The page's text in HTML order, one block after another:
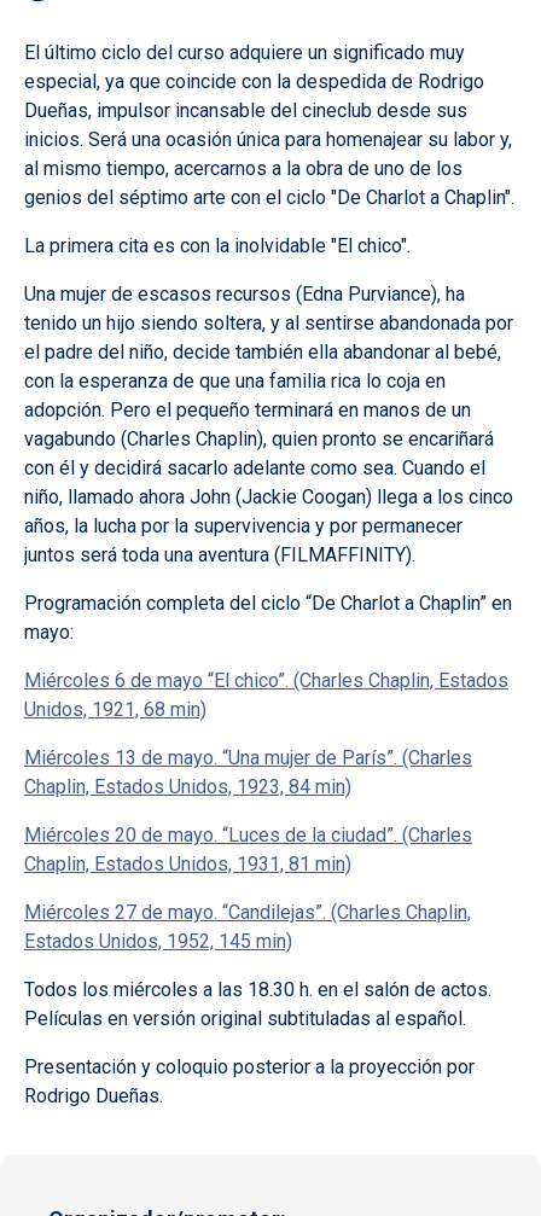
El último ciclo del curso adquiere un significado muy
especial, ya que coincide con la despedida de Rodrigo
Dueñas, impulsor incansable del cineclub desde sus
inicios. Será una ocasión única para homenajear su labor y,
al mismo tiempo, acercarnos a la obra de uno de los
genios del séptimo arte con el ciclo "De Charlot a Chaplin".
La primera cita es con la inolvidable "El chico".
Una mujer de escasos recursos (Edna Purviance), ha
tenido un hijo siendo soltera, y al sentirse abandonada por
el padre del niño, decide también ella abandonar al bebé,
con la esperanza de que una familia rica lo coja en
adopción. Pero el pequeño terminará en manos de un
vagabundo (Charles Chaplin), quien pronto se encariñará
con él y decidirá sacarlo adelante como sea. Cuando el
niño, llamado ahora John (Jackie Coogan) llega a los cinco
años, la lucha por la supervivencia y por permanecer
juntos será toda una aventura (FILMAFFINITY).
Programación completa del ciclo “De Charlot a Chaplin” en
mayo:
Miércoles 6 de mayo “El chico”. (Charles Chaplin, Estados
Unidos, 1921, 68 min)
Miércoles 13 de mayo. “Una mujer de París”. (Charles
Chaplin, Estados Unidos, 1923, 84 min)
Miércoles 20 de mayo. “Luces de la ciudad”. (Charles
Chaplin, Estados Unidos, 1931, 81 min)
Miércoles 27 de mayo. “Candilejas”. (Charles Chaplin,
Estados Unidos, 1952, 145 min)
Todos los miércoles a las 18.30 h. en el salón de actos.
Películas en versión original subtituladas al español.
Presentación y coloquio posterior a la proyección por
Rodrigo Dueñas.